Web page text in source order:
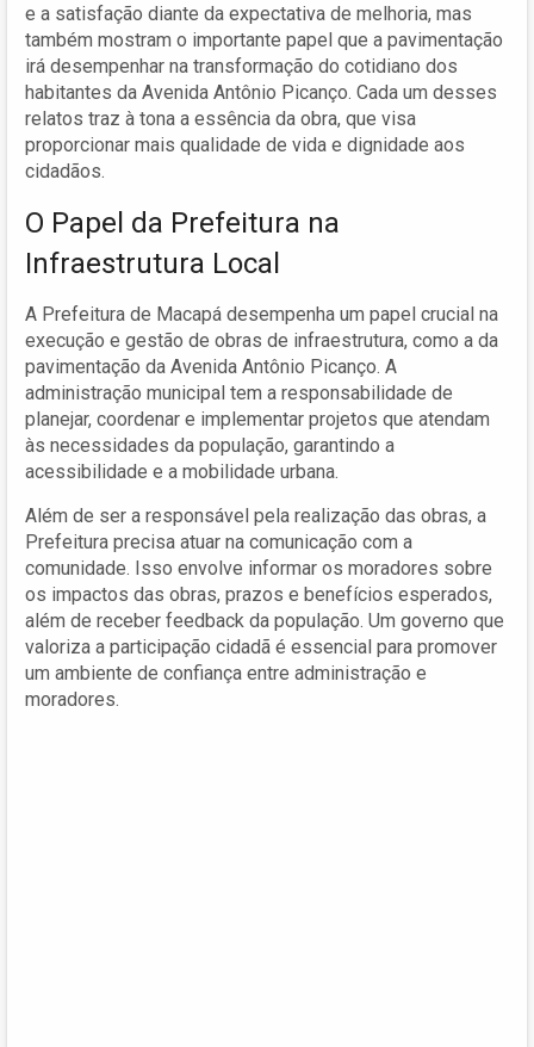
e a satisfação diante da expectativa de melhoria, mas
também mostram o importante papel que a pavimentação
irá desempenhar na transformação do cotidiano dos
habitantes da Avenida Antônio Picanço. Cada um desses
relatos traz à tona a essência da obra, que visa
proporcionar mais qualidade de vida e dignidade aos
cidadãos.
O Papel da Prefeitura na
Infraestrutura Local
A Prefeitura de Macapá desempenha um papel crucial na
execução e gestão de obras de infraestrutura, como a da
pavimentação da Avenida Antônio Picanço. A
administração municipal tem a responsabilidade de
planejar, coordenar e implementar projetos que atendam
às necessidades da população, garantindo a
acessibilidade e a mobilidade urbana.
Além de ser a responsável pela realização das obras, a
Prefeitura precisa atuar na comunicação com a
comunidade. Isso envolve informar os moradores sobre
os impactos das obras, prazos e benefícios esperados,
além de receber feedback da população. Um governo que
valoriza a participação cidadã é essencial para promover
um ambiente de confiança entre administração e
moradores.